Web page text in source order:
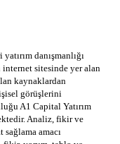
danışmanlığı
sitesinde yer alan
kaynaklardan
görüşlerini
A1 Capital Yatırım
Analiz, fikir ve
amacı